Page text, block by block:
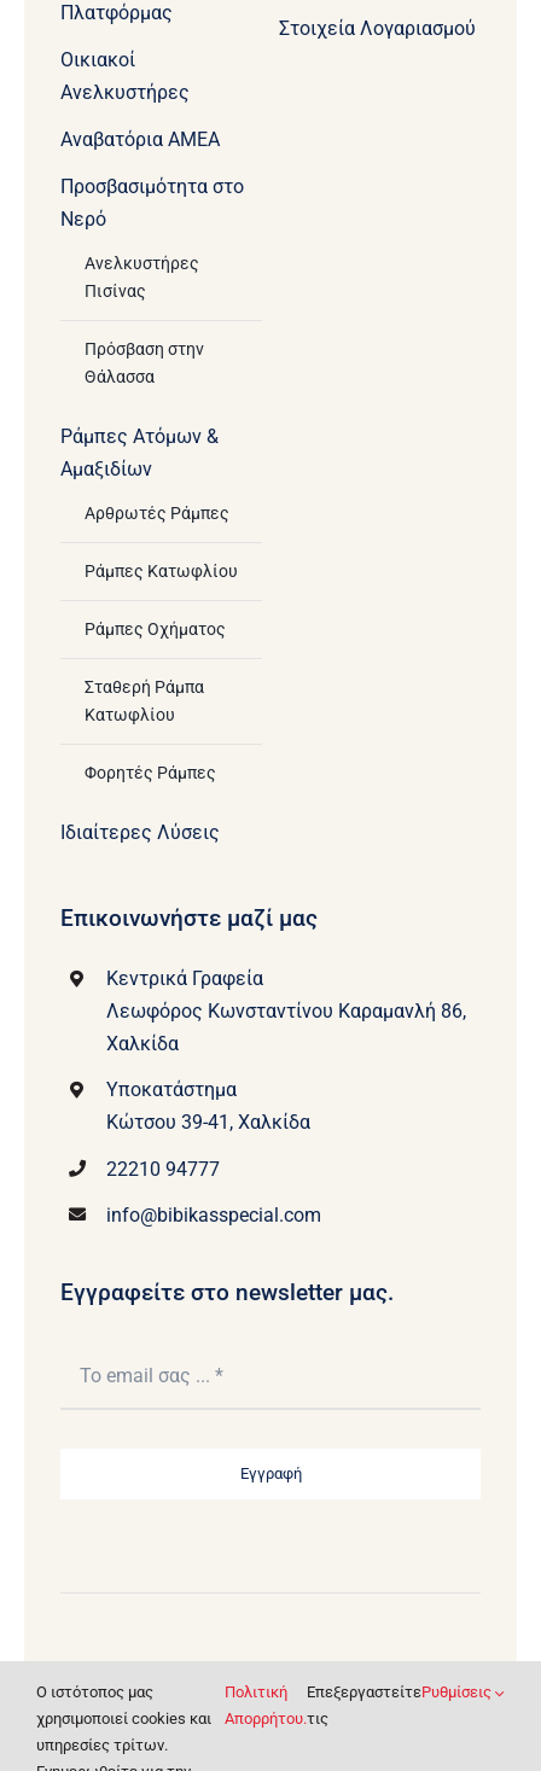
Πλατφόρμας
Οικιακοί
Ανελκυστήρες
Aναβατόρια ΑΜΕΑ
Προσβασιμότητα στο
Νερό
Ανελκυστήρες
Πισίνας
Πρόσβαση στην
Θάλασσα
Ράμπες Ατόμων &
Αμαξιδίων
Αρθρωτές Ράμπες
Ράμπες Κατωφλίου
Ράμπες Οχήματος
Σταθερή Ράμπα
Κατωφλίου
Φορητές Ράμπες
Ιδιαίτερες Λύσεις
Στοιχεία Λογαριασμού
Επικοινωνήστε μαζί μας
Κεντρικά Γραφεία
Λεωφόρος Κωνσταντίνου Καραμανλή 86,
Χαλκίδα
Υποκατάστημα
Κώτσου 39-41, Χαλκίδα
22210 94777
info@bibikasspecial.com
Εγγραφείτε στο newsletter μας.
Εγγραφή
Special. • Σχεδίαση & Υλοποίηση Ιστοσελίδας
Pontemedia
O ιστότοπος μας
χρησιμοποιεί cookies και
υπηρεσίες τρίτων.
Πολιτική
Απορρήτου.
Επεξεργαστείτε
τις
Ρυθμίσεις